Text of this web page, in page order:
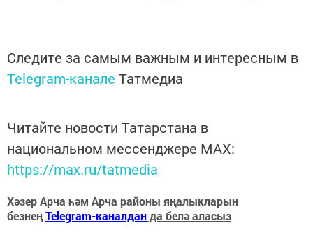
Следите за самым важным и интересным в
Telegram-канале Татмедиа
Читайте новости Татарстана в
национальном мессенджере MАХ:
https://max.ru/tatmedia
Хәзер Арча һәм Арча районы яңалыкларын
безнеңTelegram-каналданда белә аласыз